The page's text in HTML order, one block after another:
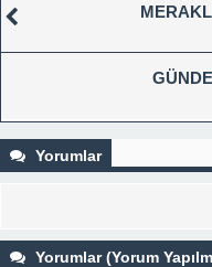
Yorumlar
Yorumlar (Yorum